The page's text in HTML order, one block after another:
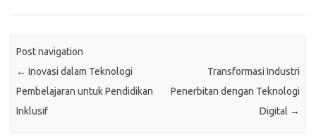
Post navigation
← Inovasi dalam Teknologi
Pembelajaran untuk Pendidikan
Inklusif
Transformasi Industri
Penerbitan dengan Teknologi
Digital →